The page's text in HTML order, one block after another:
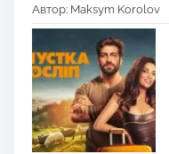
Автор: Maksym Korolov